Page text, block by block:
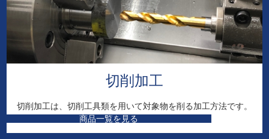
切削加工
切削加工は、切削工具類を用いて対象物を削る加工方法です。
商品一覧を見る